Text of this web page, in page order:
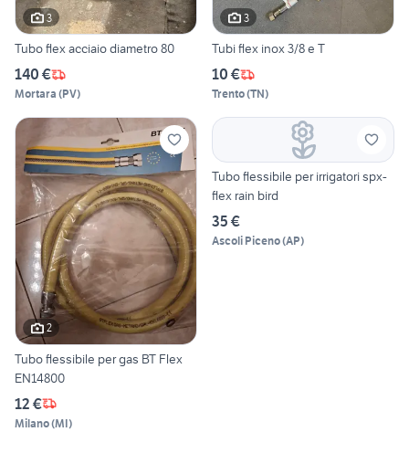
3
Tubo flex acciaio diametro 80
140 €
Mortara (PV)
3
Tubi flex inox 3/8 e T
10 €
Trento(TN)
2
Tubo flessibile per gas BT Flex
EN14800
12 €
Milano(MI)
Tubo flessibile per irrigatori spx-
flex rain bird
35 €
Ascoli Piceno(AP)